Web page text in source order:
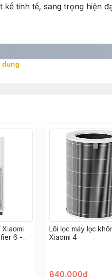
tinh tế, sang trọng hiện
6 -
Lõi lọc máy lọc
Xiaomi 4
840.000đ